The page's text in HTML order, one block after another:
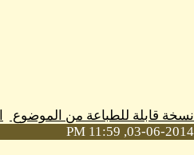
نسخة قابلة للطباعة من الموضوع
03-06-2014, 11:59 PM